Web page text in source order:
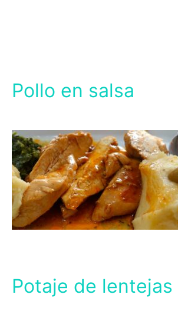
Pollo en salsa
Potaje de lentejas